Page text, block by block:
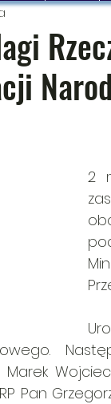
2
Pan